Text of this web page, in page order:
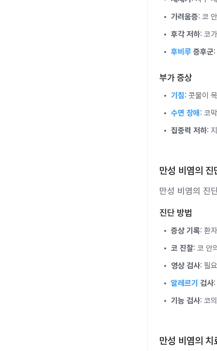
가려움증: 코
후각 저하: 코
후비루 증후군
부가 증상
기침: 콧물이
수면 장애 : 코
집중력 저하:
만성 비염의 진
만성 비염의 진
진단 방법
증상 기록: 환
코 진찰: 코 안
영상 검사: 필
알레르기 검사
기능 검사: 코
만성 비염의 치